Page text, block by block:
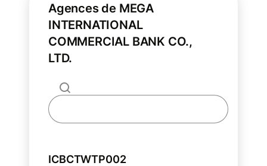
Agences de MEGA
INTERNATIONAL
COMMERCIAL BANK CO.,
LTD.
ICBCTWTP002